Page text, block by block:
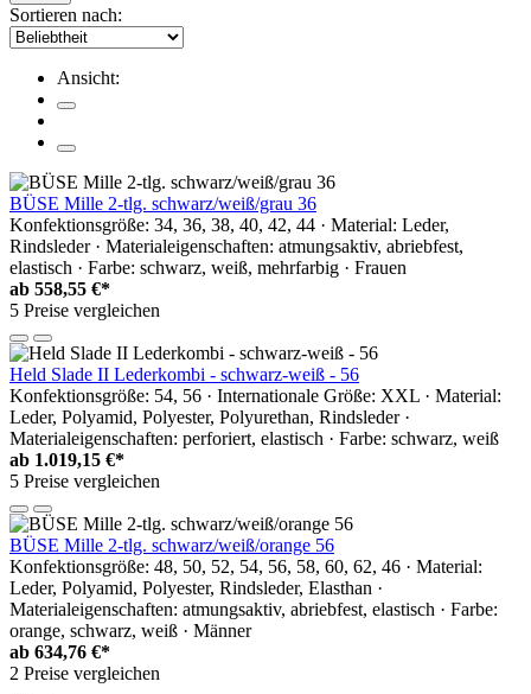
Sortieren nach:
Ansicht:
BÜSE Mille 2-tlg. schwarz/weiß/grau 36
Konfektionsgröße: 34, 36, 38, 40, 42, 44 · Material: Leder,
Rindsleder · Materialeigenschaften: atmungsaktiv, abriebfest,
elastisch · Farbe: schwarz, weiß, mehrfarbig · Frauen
ab 558,55 €*
5 Preise vergleichen
Held Slade II Lederkombi - schwarz-weiß - 56
Konfektionsgröße: 54, 56 · Internationale Größe: XXL · Material:
Leder, Polyamid, Polyester, Polyurethan, Rindsleder ·
Materialeigenschaften: perforiert, elastisch · Farbe: schwarz, weiß
ab 1.019,15 €*
5 Preise vergleichen
BÜSE Mille 2-tlg. schwarz/weiß/orange 56
Konfektionsgröße: 48, 50, 52, 54, 56, 58, 60, 62, 46 · Material:
Leder, Polyamid, Polyester, Rindsleder, Elasthan ·
Materialeigenschaften: atmungsaktiv, abriebfest, elastisch · Farbe:
orange, schwarz, weiß · Männer
ab 634,76 €*
2 Preise vergleichen